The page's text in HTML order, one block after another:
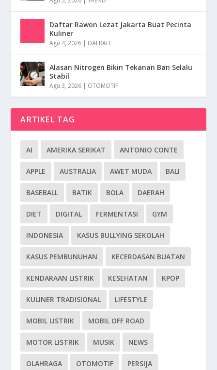
Daftar Rawon Lezat Jakarta Buat Pecinta
Kuliner
Agu 4, 2026 | DAERAH
Alasan Nitrogen Bikin Tekanan Ban Selalu
Stabil
Agu 3, 2026 | OTOMOTIF
ARTIKEL TAG
AI AMERIKA SERIKAT ANTONIO CONTE
APPLE AUSTRALIA AWET MUDA BALI
BASEBALL BATIK BOLA DAERAH
DIET DIGITAL FERMENTASI GYM
INDONESIA KASUS BULLYING SEKOLAH
KASUS PEMBUNUHAN KECERDASAN BUATAN
KENDARAAN LISTRIK KESEHATAN KPOP
KULINER TRADISIONAL LIFESTYLE
MOBIL LISTRIK MOBIL OFF ROAD
MOTOR LISTRIK MUSIK NEWS
OLAHRAGA OTOMOTIF PERSIJA